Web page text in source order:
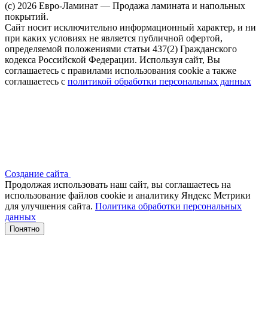
(c) 2026 Евро-Ламинат — Продажа ламината и напольных
покрытий.
Сайт носит исключительно информационный характер, и ни
при каких условиях не является публичной офертой,
определяемой положениями статьи 437(2) Гражданского
кодекса Российской Федерации. Используя сайт, Вы
соглашаетесь с правилами использования cookie а также
соглашаетесь с политикой обработки персональных данных
Создание сайта
Продолжая использовать наш сайт, вы соглашаетесь на
использование файлов сооkіе и аналитику Яндекс Метрики
для улучшения сайта. Политика обработки персональных
данных
Понятно